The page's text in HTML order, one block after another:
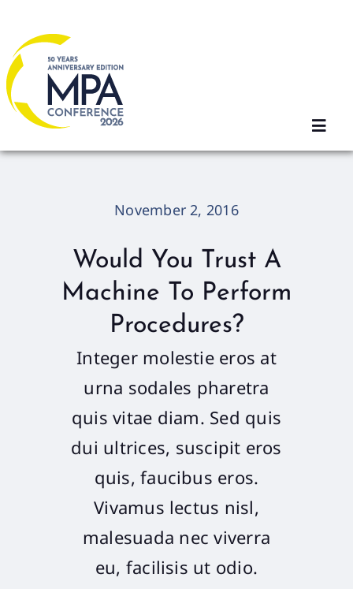
content
Registration
Contact Us
November 2, 2016
Would You Trust A
Machine To Perform
Procedures?
Integer molestie eros at
urna sodales pharetra
quis vitae diam. Sed quis
dui ultrices, suscipit eros
quis, faucibus eros.
Vivamus lectus nisl,
malesuada nec viverra
eu, facilisis ut odio.